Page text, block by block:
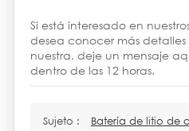
Si está interesado en
desea conocer más
nuestra, deje un mensaje
dentro de las 12 horas.
Sujeto : Batería de litio de